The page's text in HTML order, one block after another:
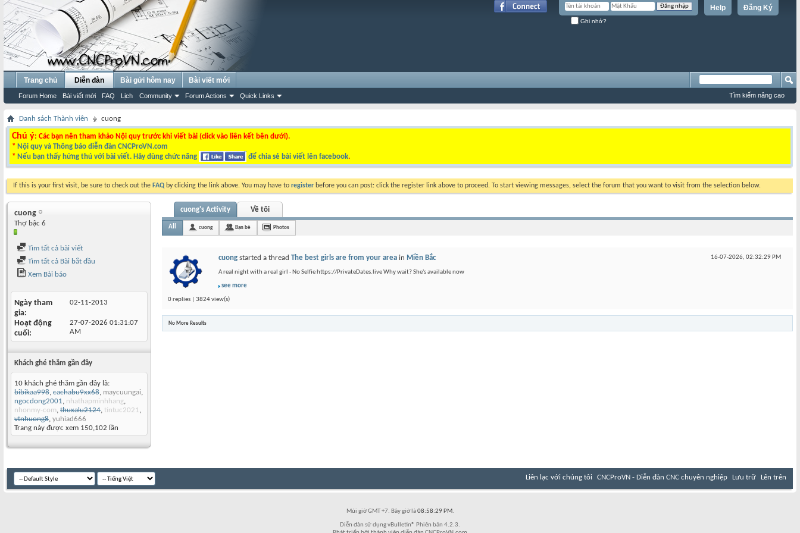
Đăng Ký
Help
Ghi nhớ?
Trang chủ Diễn đàn
Forum Home Bài viết mới FAQ Lịch Community Forum Actions Quick Links
Bài gửi hôm nay Bài viết mới
Tìm kiếm nâng cao
Danh sách Thành viên cuong
Chú ý: Các bạn nên tham khảo Nội quy trước khi viết bài (click vào liên kết bên dưới).
* Nội quy và Thông báo diễn đàn CNCProVN.com
* Nếu bạn thấy hứng thú với bài viết. Hãy dùng chức năng để chia sẻ bài viết lên facebook.
If this is your first visit, be sure to check out the FAQ by clicking the link above. You may have to register before you can post: click the register link above to proceed. To start viewing messages, select the forum that you want to visit from the selection below.
cuong
Thợ bậc 6
Tìm tất cả bài viết
Tìm tất cả Bài bắt đầu
Xem Bài báo
Ngày tham
gia
02-11-2013
Hoạt động
cuối
27-07-2026 01:31:07
AM
Khách ghé thăm gần đây
10 khách ghé thăm gần đây là:
bibikaa998, cachabu9xx68, maycuungai,
ngocdong2001, nhathapminhhang,
nhonmy-com, thuxalu2124, tintuc2021,
vtnhuong8, yuhiad666
Trang này được xem 150,102 lần
cuong's Activity Về tôi
All cuong Bạn bè Photos
16-07-2026, 02:32:29 PM
cuong started a thread The best girls are from your area in Miền Bắc
A real night with a real girl - No Selfie https://PrivateDates.live Why wait? She's available now
see more
0 replies | 3824 view(s)
No More Results
Liên lạc với chúng tôi CNCProVN - Diễn đàn CNC chuyên nghiệp Lưu trữ Lên trên
Múi giờ GMT +7. Bây giờ là08:58:29 PM.
Diễn đàn sử dụng vBulletin® Phiên bản 4.2.3.